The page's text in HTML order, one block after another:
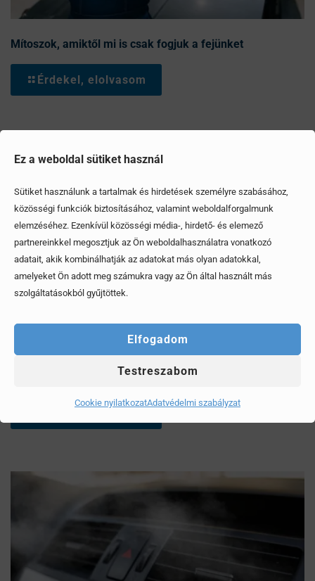
Ez a weboldal sütiket használ
Sütiket használunk a tartalmak és hirdetések személyre szabásához,
közösségi funkciók biztosításához, valamint weboldalforgalmunk
elemzéséhez. Ezenkívül közösségi média-, hirdető- és elemező
partnereinkkel megosztjuk az Ön weboldalhasználatra vonatkozó
adatait, akik kombinálhatják az adatokat más olyan adatokkal,
amelyeket Ön adott meg számukra vagy az Ön által használt más
szolgáltatásokból gyűjtöttek.
Elfogadom
Testreszabom
Cookie nyilatkozatAdatvédelmi szabályzat
Mítoszok, amiktől mi is csak fogjuk a fejünket
Érdekel, elolvasom
Mi az a 3 kérdés, amit mindenképp tegyünk fel az
eladónak mielőtt személygépkocsit veszünk?